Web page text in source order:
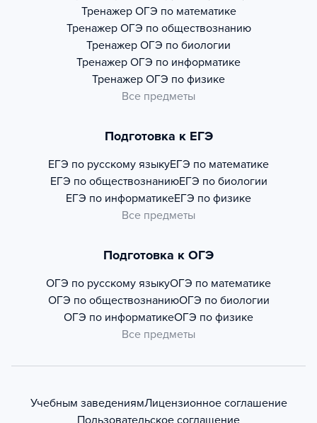
Тренажер ОГЭ по математике
Тренажер ОГЭ по обществознанию
Тренажер ОГЭ по биологии
Тренажер ОГЭ по информатике
Тренажер ОГЭ по физике
Все предметы
Подготовка к ЕГЭ
ЕГЭ по русскому языкуЕГЭ по математике
ЕГЭ по обществознаниюЕГЭ по биологии
ЕГЭ по информатикеЕГЭ по физике
Все предметы
Подготовка к ОГЭ
ОГЭ по русскому языкуОГЭ по математике
ОГЭ по обществознаниюОГЭ по биологии
ОГЭ по информатикеОГЭ по физике
Все предметы
Учебным заведениямЛицензионное соглашение